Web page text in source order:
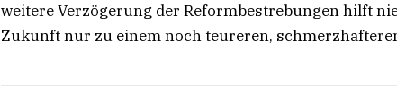
weitere Verzögerung der Reformbestrebungen hilft
Zukunft nur zu einem noch teureren,